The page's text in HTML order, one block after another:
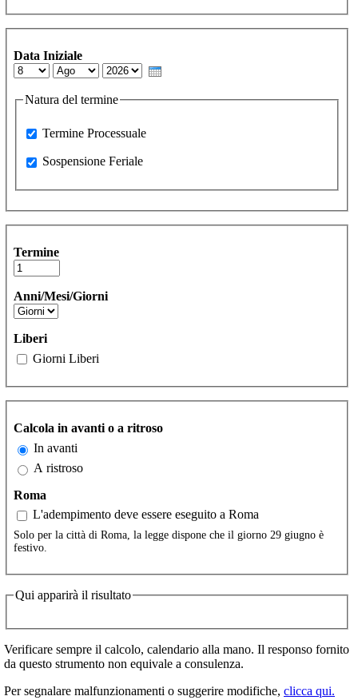
Data Iniziale
Day
Month Year
Natura del termine
Processuale
Termine Processuale
Sospensione Feriale
Sospensione Feriale
Termine
Anni/Mesi/Giorni
Liberi
Giorni Liberi
Calcola in avanti o a ritroso
In avanti
A ristroso
Roma
L'adempimento deve essere eseguito a Roma
Solo per la città di Roma, la legge dispone che il giorno 29 giugno è
festivo.
Qui apparirà il risultato
Verificare sempre il calcolo, calendario alla mano. Il responso fornito
da questo strumento non equivale a consulenza.
Per segnalare malfunzionamenti o suggerire modifiche, clicca qui.